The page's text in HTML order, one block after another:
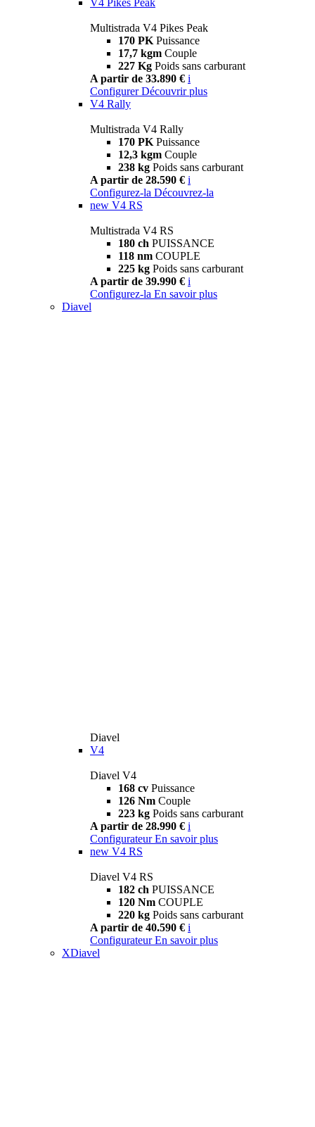
Multistrada V4 Pikes Peak
170 PK Puissance
17,7 kgm Couple
227 Kg Poids sans carburant
A partir de 33.890 € i
Configurer Découvrir plus
V4 Rally
Multistrada V4 Rally
170 PK Puissance
12,3 kgm Couple
238 kg Poids sans carburant
A partir de 28.590 € i
Configurez-la Découvrez-la
new V4 RS
Multistrada V4 RS
180 ch PUISSANCE
118 nm COUPLE
225 kg Poids sans carburant
A partir de 39.990 € i
Configurez-la En savoir plus
Diavel
Diavel
V4
Diavel V4
168 cv Puissance
126 Nm Couple
223 kg Poids sans carburant
A partir de 28.990 € i
Configurateur En savoir plus
new V4 RS
Diavel V4 RS
182 ch PUISSANCE
120 Nm COUPLE
220 kg Poids sans carburant
A partir de 40.590 € i
Configurateur En savoir plus
XDiavel